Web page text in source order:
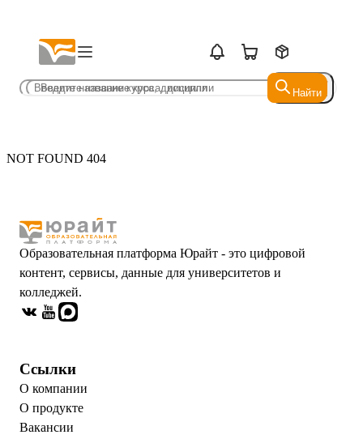
Найти
Найти
NOT FOUND 404
Образовательная платформа Юрайт - это цифровой
контент, сервисы, данные для университетов и
колледжей.
Ссылки
О компании
О продукте
Вакансии